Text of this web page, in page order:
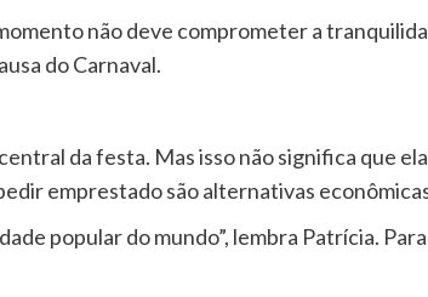
não deve comprometer a
do Carnaval.
da festa. Mas isso não significa que
emprestado são alternativas
popular do mundo”, lembra Patrícia.